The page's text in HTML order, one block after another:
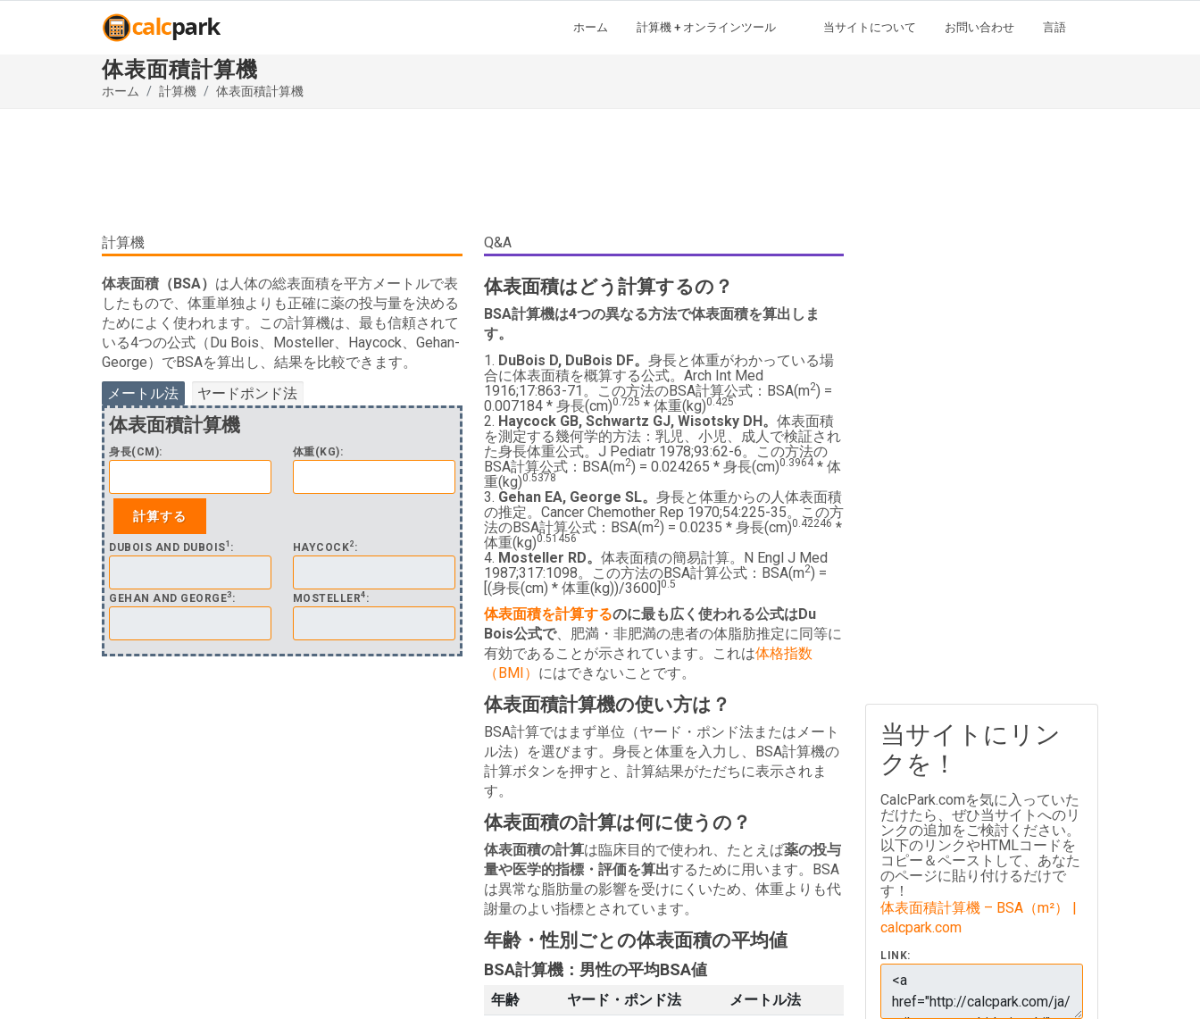
ホーム 計算機 + オンラインツール 当サイトについて お問い合わせ 言語
体表面積計算機
ホーム 計算機 体表面積計算機
計算機
体表面積（BSA） は人体の総表面積を平方メートルで表
したもので、体重単独よりも正確に薬の投与量を決める
ためによく使われます。この計算機は、最も信頼されて
いる4つの公式（Du Bois、Mosteller、Haycock、Gehan-
George）でBSAを算出し、結果を比較できます。
メートル法
ヤードポンド法
体表面積計算機
身長(CM): 体重(KG):
DUBOIS AND DUBOIS1 : HAYCOCK2 :
GEHAN AND GEORGE3 : MOSTELLER4 :
Q&A
体表面積はどう計算するの？
BSA計算機は4つの異なる方法で体表面積を算出しま
す。
DuBois D, DuBois DF。 身長と体重がわかっている場
合に体表面積を概算する公式。Arch Int Med
1916;17:863-71。この方法のBSA計算公式：BSA(m2) =
0.007184 * 身長(cm)0.725 * 体重(kg)0.425
Haycock GB, Schwartz GJ, Wisotsky DH。 体表面積
を測定する幾何学的方法：乳児、小児、成人で検証され
た身長体重公式。J Pediatr 1978;93:62-6。この方法の
BSA計算公式：BSA(m2) = 0.024265 * 身長(cm)0.3964* 体
重(kg)0.5378
Gehan EA, George SL。 身長と体重からの人体表面積
の推定。Cancer Chemother Rep 1970;54:225-35。この方
法のBSA計算公式：BSA(m2) = 0.0235 * 身長(cm)0.42246 *
体重(kg)0.51456
Mosteller RD。 体表面積の簡易計算。N Engl J Med
1987;317:1098。この方法のBSA計算公式：BSA(m2) =
[(身長(cm) * 体重(kg))/3600]0.5
体表面積を計算するのに最も広く使われる公式はDu
Bois公式で、肥満・非肥満の患者の体脂肪推定に同等に
有効であることが示されています。これは体格指数
（BMI） にはできないことです。
体表面積計算機の使い方は？
BSA計算ではまず単位（ヤード・ポンド法またはメート
ル法）を選びます。身長と体重を入力し、BSA計算機の
計算ボタンを押すと、計算結果がただちに表示されま
す。
体表面積の計算は何に使うの？
体表面積の計算は臨床目的で使われ、たとえば薬の投与
量や医学的指標・評価を算出するために用います。BSA
は異常な脂肪量の影響を受けにくいため、体重よりも代
謝量のよい指標とされています。
年齢・性別ごとの体表面積の平均値
BSA計算機：男性の平均BSA値
年齢 ヤード・ポンド法
メートル法
当サイトにリン
クを！
CalcPark.comを気に入っていた
だけたら、ぜひ当サイトへのリ
ンクの追加をご検討ください。
以下のリンクやHTMLコードを
コピー＆ペーストして、あなた
のページに貼り付けるだけで
す！
体表面積計算機 – BSA（m²） |
calcpark.com
LINK: